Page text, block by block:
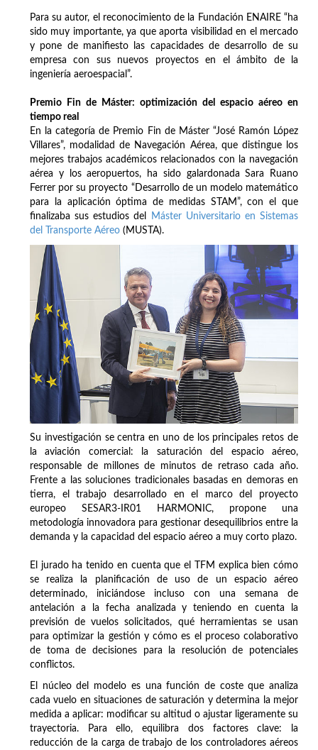
Para su autor, el reconocimiento de la Fundación ENAIRE “ha
sido muy importante, ya que aporta visibilidad en el mercado
y pone de manifiesto las capacidades de desarrollo de su
empresa con sus nuevos proyectos en el ámbito de la
ingeniería aeroespacial”.
Premio Fin de Máster: optimización del espacio aéreo en
tiempo real
En la categoría de Premio Fin de Máster “José Ramón López
Villares”, modalidad de Navegación Aérea, que distingue los
mejores trabajos académicos relacionados con la navegación
aérea y los aeropuertos, ha sido galardonada Sara Ruano
Ferrer por su proyecto “Desarrollo de un modelo matemático
para la aplicación óptima de medidas STAM”, con el que
finalizaba sus estudios del
Máster Universitario en Sistemas
del Transporte Aéreo (MUSTA).
Su investigación se centra en uno de los principales retos de
la aviación comercial: la saturación del espacio aéreo,
responsable de millones de minutos de retraso cada año.
Frente a las soluciones tradicionales basadas en demoras en
tierra, el trabajo desarrollado en el marco del proyecto
europeo SESAR3-IR01 HARMONIC, propone una
metodología innovadora para gestionar desequilibrios entre la
demanda y la capacidad del espacio aéreo a muy corto plazo.
El jurado ha tenido en cuenta que el TFM explica bien cómo
se realiza la planificación de uso de un espacio aéreo
determinado, iniciándose incluso con una semana de
antelación a la fecha analizada y teniendo en cuenta la
previsión de vuelos solicitados, qué herramientas se usan
para optimizar la gestión y cómo es el proceso colaborativo
de toma de decisiones para la resolución de potenciales
conflictos.
El núcleo del modelo es una función de coste que analiza
cada vuelo en situaciones de saturación y determina la mejor
medida a aplicar: modificar su altitud o ajustar ligeramente su
trayectoria. Para ello, equilibra dos factores clave: la
reducción de la carga de trabajo de los controladores aéreos